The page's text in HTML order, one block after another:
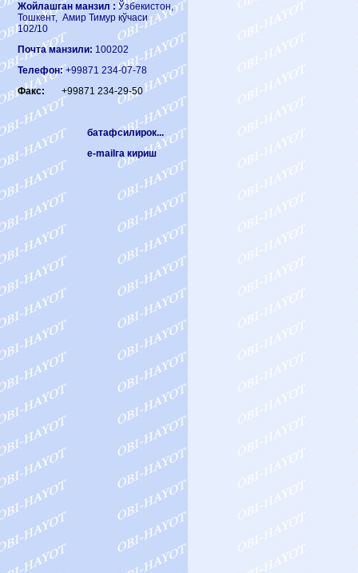
Жойлашган манзил : Ўзбекистон,
Тошкент, Амир Тимур кўчаси
102/10
Почта манзили: 100202
Телефон: +99871 234-07-78
Факс: +99871 234-29-50
батафсилирок...
e-mailга кириш